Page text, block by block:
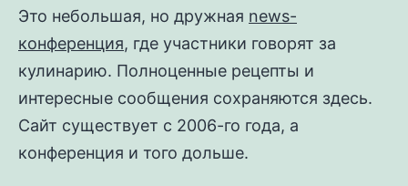
Это небольшая, но дружная news-
конференция, где участники говорят за
кулинарию. Полноценные рецепты и
интересные сообщения сохраняются здесь.
Сайт существует с 2006-го года, а
конференция и того дольше.